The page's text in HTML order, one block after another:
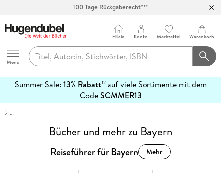
100 Tage Rückgaberecht***
Hugendubel
Menu
Filiale Konto Merkzettel Warenkorb
Summer Sale: 13% Rabatt12auf viele Sortimente mit dem
CodeSOMMER13
erfahren
…
Bücher und mehr zu Bayern
Reiseführer für Bayern Mehr